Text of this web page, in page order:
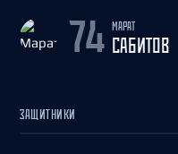
74 МАРАТ
САБИТОВ
ЗАЩИТНИКИ